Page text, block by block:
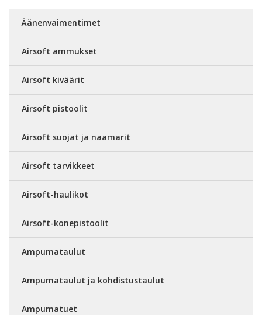
Äänenvaimentimet
Airsoft ammukset
Airsoft kiväärit
Airsoft pistoolit
Airsoft suojat ja naamarit
Airsoft tarvikkeet
Airsoft-haulikot
Airsoft-konepistoolit
Ampumataulut
Ampumataulut ja kohdistustaulut
Ampumatuet